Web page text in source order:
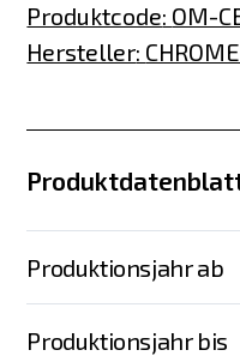
Produktcode: OM-
Hersteller:
Produktionsjahr ab
Produktionsjahr bis